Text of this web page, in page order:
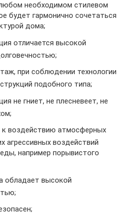
необходимом стилевом
будет гармонично сочетаться
дома;
отличается высокой
при соблюдении технологии
подобного типа;
не гниет, не плесневеет, не
к воздействию атмосферных
агрессивных воздействий
например порывистого
обладает высокой